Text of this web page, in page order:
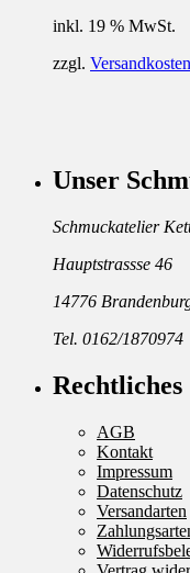
inkl. 19 % MwSt.
zzgl. Versandkosten
Unser
Schmuckatelier
Hauptstrassse 46
14776
Tel. 0162/1870974
Rechtliches
AGB
Kontakt
Impressum
Datenschutz
Versandarten